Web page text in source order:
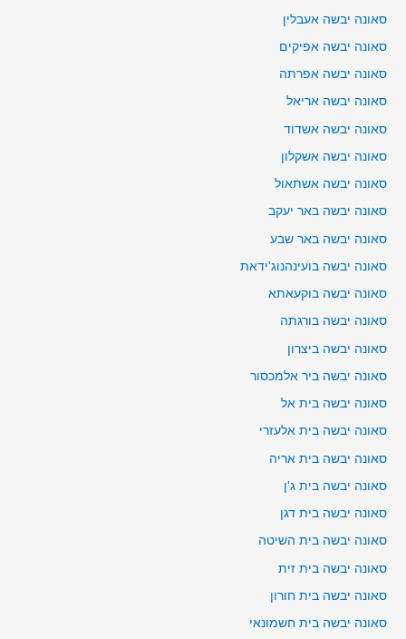
סאונה יבשה אעבלין
סאונה יבשה אפיקים
סאונה יבשה אפרתה
סאונה יבשה אריאל
סאונה יבשה אשדוד
סאונה יבשה אשקלון
סאונה יבשה אשתאול
סאונה יבשה באר יעקב
סאונה יבשה באר שבע
סאונה יבשה בועינהנוג'ידאת
סאונה יבשה בוקעאתא
סאונה יבשה בורגתה
סאונה יבשה ביצרון
סאונה יבשה ביר אלמכסור
סאונה יבשה בית אל
סאונה יבשה בית אלעזרי
סאונה יבשה בית אריה
סאונה יבשה בית ג'ן
סאונה יבשה בית דגן
סאונה יבשה בית השיטה
סאונה יבשה בית זית
סאונה יבשה בית חורון
סאונה יבשה בית חשמונאי